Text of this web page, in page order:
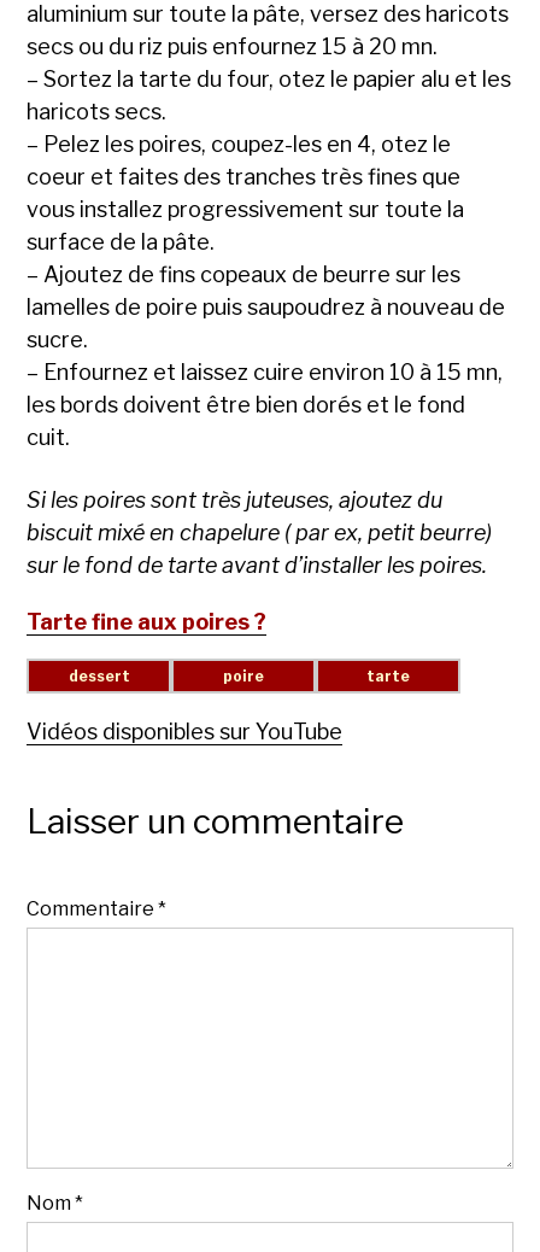
aluminium sur toute la pâte, versez des haricots
secs ou du riz puis enfournez 15 à 20 mn.
– Sortez la tarte du four, otez le papier alu et les
haricots secs.
– Pelez les poires, coupez-les en 4, otez le
coeur et faites des tranches très fines que
vous installez progressivement sur toute la
surface de la pâte.
– Ajoutez de fins copeaux de beurre sur les
lamelles de poire puis saupoudrez à nouveau de
sucre.
– Enfournez et laissez cuire environ 10 à 15 mn,
les bords doivent être bien dorés et le fond
cuit.
Si les poires sont très juteuses, ajoutez du
biscuit mixé en chapelure ( par ex, petit beurre)
sur le fond de tarte avant d’installer les poires.
Tarte fine aux poires ?
Vidéos disponibles sur YouTube
Laisser un commentaire
Commentaire*
Nom*